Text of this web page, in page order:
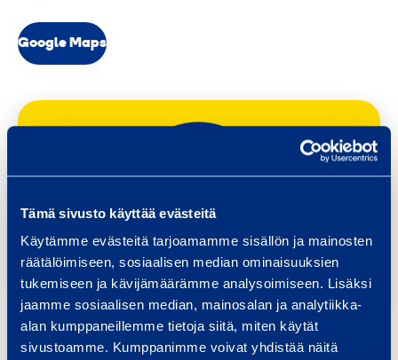
Tämä sivusto käyttää evästeitä
Käytämme evästeitä tarjoamamme sisällön ja mainosten
räätälöimiseen, sosiaalisen median ominaisuuksien
tukemiseen ja kävijämäärämme analysoimiseen. Lisäksi
jaamme sosiaalisen median, mainosalan ja analytiikka-
alan kumppaneillemme tietoja siitä, miten käytät
sivustoamme. Kumppanimme voivat yhdistää näitä
Google Maps
Projektipiste palvelee vain ydinvoimalan työmaata;